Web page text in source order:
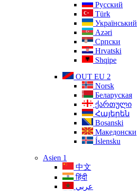
Русский
Türk
Український
Azəri
Српски
Hrvatski
Shqipe
OUT EU 2
Norsk
Беларуская
ქართული
Հայերեն
Bosanski
Македонски
Íslensku
Asien 1
中文
हिंदी
عربي